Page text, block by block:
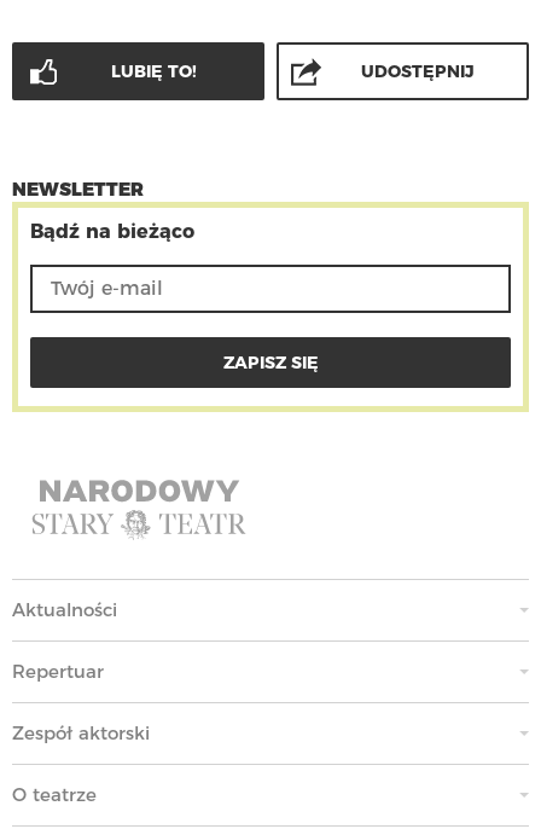
LUBIĘ TO! UDOSTĘPNIJ
NEWSLETTER
Bądź na bieżąco
Aktualności
Repertuar
Zespół aktorski
O teatrze